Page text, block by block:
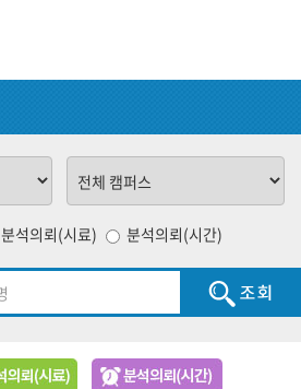
분석의뢰(시료) 분석의뢰(시간)